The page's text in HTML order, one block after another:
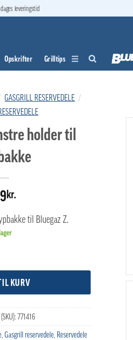
leveringstid
Opskrifter Grilltips
GASGRILL RESERVEDELE /
holder til
kr.
til Bluegaz Z.
antal
KURV
771416
, Gasgrill reservedele, Reservedele